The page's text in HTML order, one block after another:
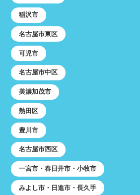
稲沢市
名古屋市東区
可児市
名古屋市中区
美濃加茂市
熱田区
豊川市
名古屋市西区
一宮市・春日井市・小牧市
みよし市・日進市・長久手